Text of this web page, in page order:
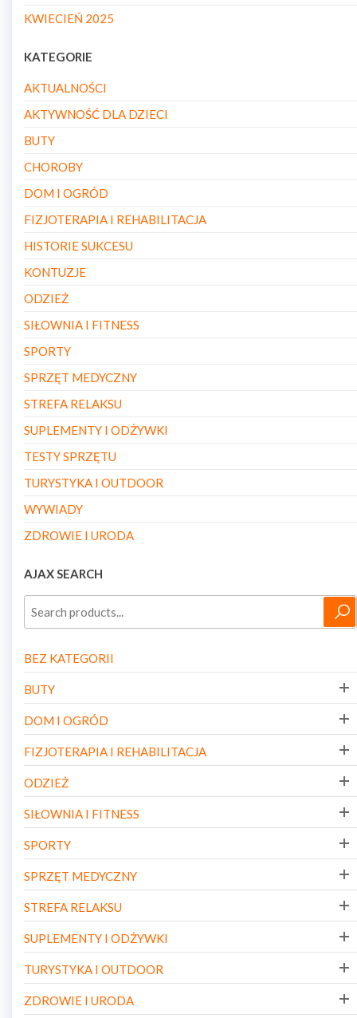
KWIECIEŃ 2025
KATEGORIE
AKTUALNOŚCI
AKTYWNOŚĆ DLA DZIECI
BUTY
CHOROBY
DOM I OGRÓD
FIZJOTERAPIA I REHABILITACJA
HISTORIE SUKCESU
KONTUZJE
ODZIEŻ
SIŁOWNIA I FITNESS
SPORTY
SPRZĘT MEDYCZNY
STREFA RELAKSU
SUPLEMENTY I ODŻYWKI
TESTY SPRZĘTU
TURYSTYKA I OUTDOOR
WYWIADY
ZDROWIE I URODA
AJAX SEARCH
BEZ KATEGORII
BUTY
DOM I OGRÓD
FIZJOTERAPIA I REHABILITACJA
ODZIEŻ
SIŁOWNIA I FITNESS
SPORTY
SPRZĘT MEDYCZNY
STREFA RELAKSU
SUPLEMENTY I ODŻYWKI
TURYSTYKA I OUTDOOR
ZDROWIE I URODA